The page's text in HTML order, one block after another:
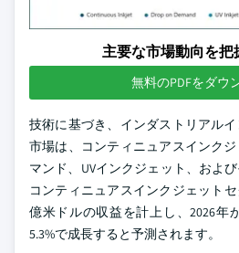
主要な市場動向を把
無料のPDFをダウ
技術に基づき、インダストリアル
市場は、コンティニュアスインク
マンド、UVインクジェット、およ
コンティニュアスインクジェット
億米ドルの収益を計上し、2026年
5.3%で成長すると予測されます。